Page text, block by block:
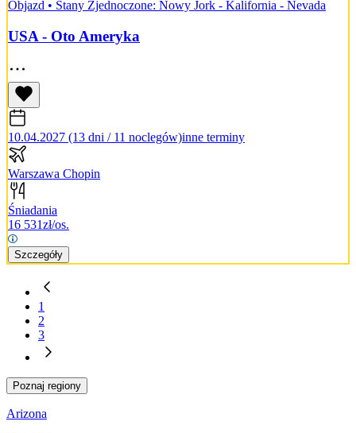
Objazd • Stany Zjednoczone: Nowy Jork - Kalifornia - Nevada
USA - Oto Ameryka
10.04.2027 (13 dni / 11 noclegów)inne terminy
Warszawa Chopin
Śniadania
16 531zł/os.
Szczegóły
1
2
3
Poznaj regiony
Arizona